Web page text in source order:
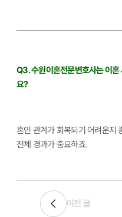
Q3. 수원이혼전문변호사는 이혼
요?
혼인 관계가 회복되기 어려운지
전체 경과가 중요하죠.
이전 글